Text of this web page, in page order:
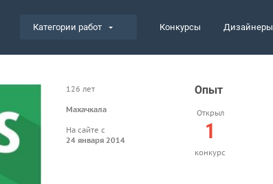
Категории работ Конкурсы Дизайнеры
126 лет
Махачкала
На сайте с
24 января 2014
Опыт
Открыл
1
конкурс